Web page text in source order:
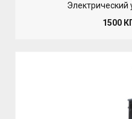
Электрический
1500